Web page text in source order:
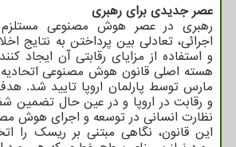
عصر جدیدی برای رهبری
رهبری در عصر هوش مصنوعی
اجرائی، تعادلی بین پرداختن به نتایج
و استفاده از مزایای رقابتی آن ایجاد
هسته اصلی قانون هوش مصنوعی اتحادیه
مارس توسط پارلمان اروپا تایید شد.
و رقابت در اروپا و در عین حال تضمین
نظارت انسانی در توسعه و اجرای هوش
این قانون، نگاهی مبتنی بر ریسک را